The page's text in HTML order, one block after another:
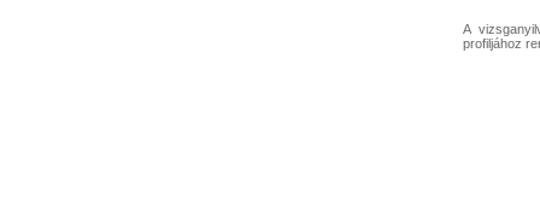
A
profiljához